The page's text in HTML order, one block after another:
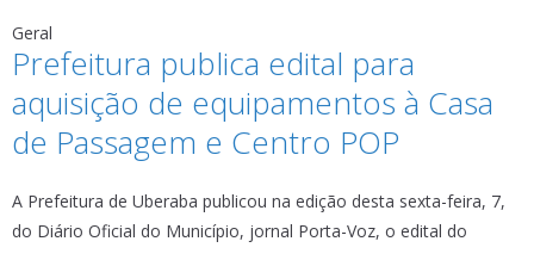
Geral
Prefeitura publica edital para
aquisição de equipamentos à Casa
de Passagem e Centro POP
A Prefeitura de Uberaba publicou na edição desta sexta-feira, 7,
do Diário Oficial do Município, jornal Porta-Voz, o edital do